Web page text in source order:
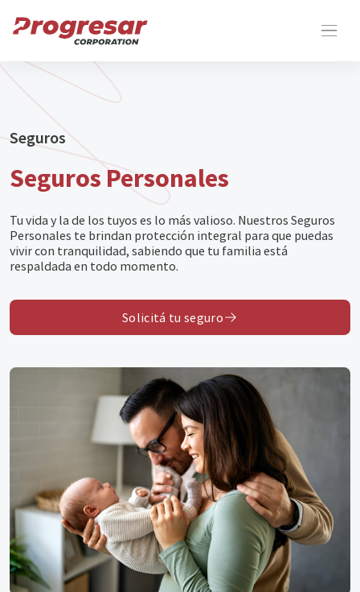
Seguros
Seguros Personales
Tu vida y la de los tuyos es lo más valioso. Nuestros Seguros
Personales te brindan protección integral para que puedas
vivir con tranquilidad, sabiendo que tu familia está
respaldada en todo momento.
Solicitá tu seguro